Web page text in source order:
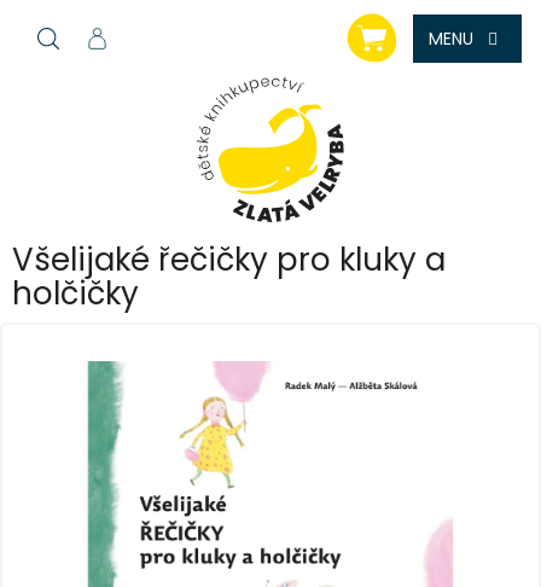
NÁKUPNÍ
KOŠÍK
Všelijaké řečičky pro kluky a
holčičky